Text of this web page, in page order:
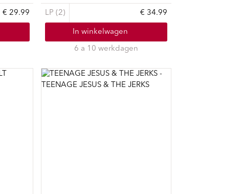
€ 29.99 LP (2) € 34.99
In winkelwagen
6 a 10 werkdagen